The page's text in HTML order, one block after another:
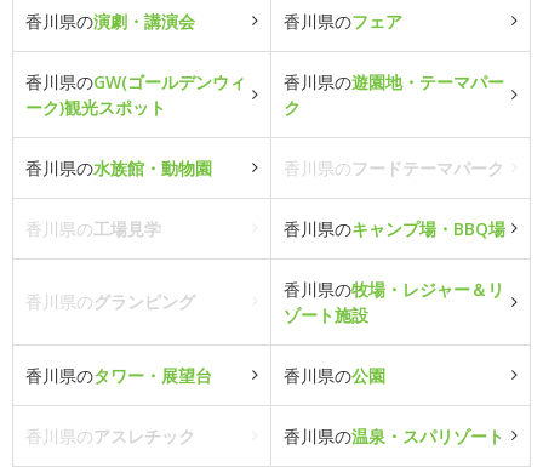
香川県の演劇・講演会 香川県のフェア
香川県のGW(ゴールデンウィ
ーク)観光スポット
香川県の遊園地・テーマパー
ク
香川県の水族館・動物園 香川県のフードテーマパーク
香川県の工場見学 香川県のキャンプ場・BBQ場
香川県のグランピング
香川県の牧場・レジャー＆リ
ゾート施設
香川県のタワー・展望台 香川県の公園
香川県のアスレチック 香川県の温泉・スパリゾート